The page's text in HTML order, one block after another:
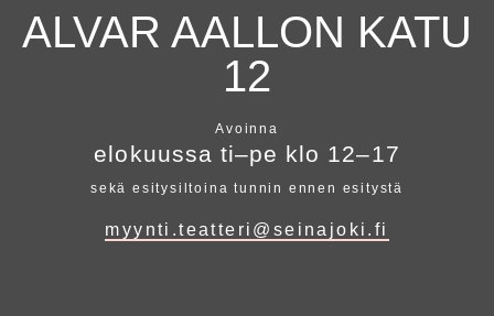
ALVAR AALLON KATU
12
Avoinna
elokuussa ti–pe klo 12–17
sekä esitysiltoina tunnin ennen esitystä
myynti.teatteri@seinajoki.fi